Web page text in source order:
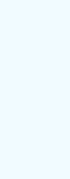
WhatsApp